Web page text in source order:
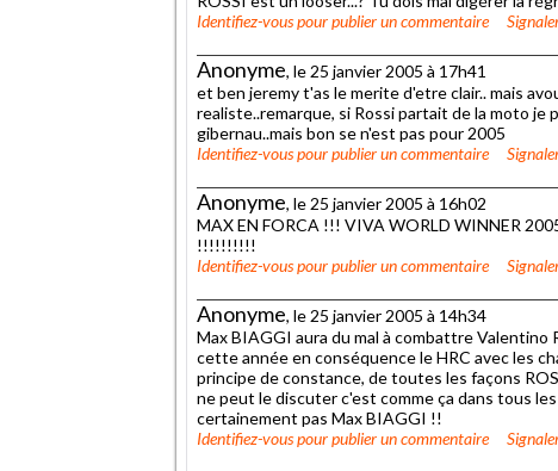
Identifiez-vouspour publier un commentaire
Anonyme, le 25 janvier 2005 à 17h41
et ben jeremy t'as le merite d'etre clair.. mais
realiste..remarque, si Rossi partait de la moto
gibernau..mais bon se n'est pas pour 2005
Identifiez-vouspour publier un commentaire
Anonyme, le 25 janvier 2005 à 16h02
MAX EN FORCA !!! VIVA WORLD WINNER
!!!!!!!!!!
Identifiez-vouspour publier un commentaire
Anonyme, le 25 janvier 2005 à 14h34
Max BIAGGI aura du mal à combattre
cette année en conséquence le HRC avec les
principe de constance, de toutes les façons
ne peut le discuter c'est comme ça dans tous
certainement pas Max BIAGGI !!
Identifiez-vouspour publier un commentaire